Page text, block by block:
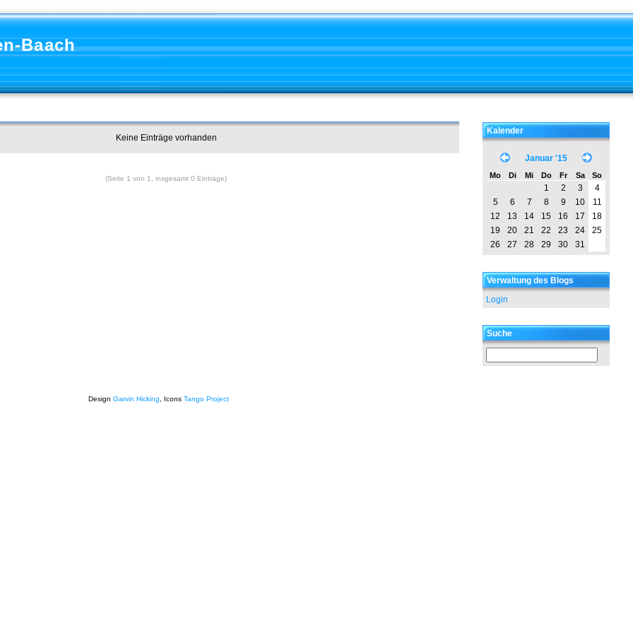
Baach
Keine Einträge vorhanden
(Seite 1 von 1, insgesamt 0 Einträge)
Kalender
Januar '15
Mo Di Mi Do Fr Sa So
1 2 3
4
5
6 7 8 9 10
11
12
13 14 15 16 17
18
19
20 21 22 23 24
25
26
27 28 29 30 31
Verwaltung des Blogs
Login
Suche
Design Garvin Hicking , Icons Tango Project